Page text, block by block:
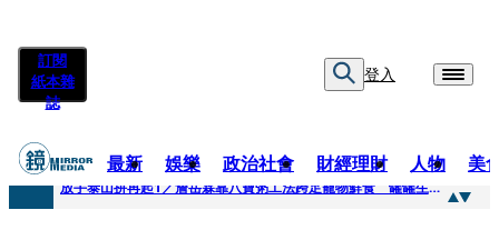
訂閱
紙本雜
誌
登入
最新 娛樂 政治社會 財經理財 人物 美
快訊
放手泰山拚再起1／詹岳霖靠八寶粥工法跨足寵物鮮食 罐罐生產前先請「叼嘴王后」試吃